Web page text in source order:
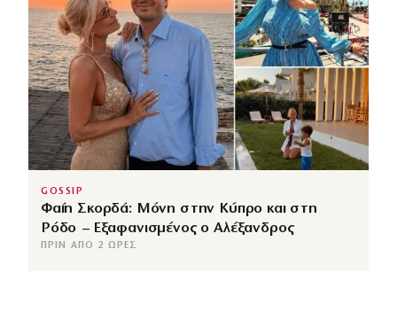
GOSSIP
Φαίη Σκορδά: Μόνη στην Κύπρο και στη
Ρόδο – Εξαφανισμένος ο Αλέξανδρος
ΠΡΙΝ ΑΠΌ 2 ΏΡΕΣ